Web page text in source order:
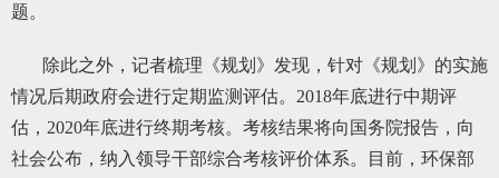
题。
除此之外，记者梳理《规划》发现，针对《规划》的实施
情况后期政府会进行定期监测评估。2018年底进行中期评
估，2020年底进行终期考核。考核结果将向国务院报告，向
社会公布，纳入领导干部综合考核评价体系。目前，环保部